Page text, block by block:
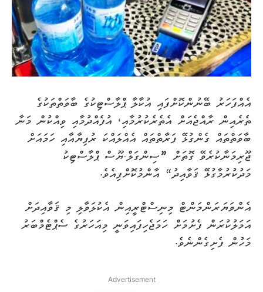
އެއްފަހަރު ބޭނުންކޮށްފައި އުކާލާ ޕްލާސްޓިކުގެ ބާވަތްތަކުގެ
ތެރެއިން ރާއްޖެއަށް އެތެރެކުރުމާއި، އުފެއްދުމާއި ވިއްކުން މަނާ
ބާވަތްތައް ގެންގުޅޭ ފަރާތްތައް އެއްލައްކަ ރުފިޔާއާއި ހަމައަށް
ޖޫރިމަނާކުރެވޭ ގޮތަށް ”ސިންގަލް-ޔޫސް ޕްލާސްޓިކު
މަދުކުރުމާގުޅޭ ޤަވާއިދު“ އާންމުކޮށްފިއެވެ.
އެންވަޔަރަންމަންޓް މިނިސްޓްރީއިން އެކުލަވާލި މި ޤަވާއިދަށް
އަމަލުކުރަން ފެށުމަށް ހަމަޖެހިފައިވަނީ މިއަހަރުގެ ސެޕްޓެމްބަރު
މަހުން ފެށިގެންނެވެ.
Advertisement